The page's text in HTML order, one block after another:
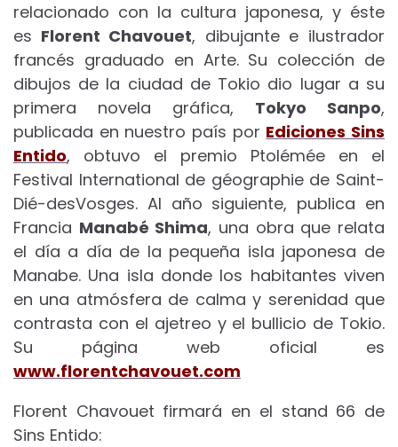
relacionado con la cultura japonesa, y éste
es Florent Chavouet, dibujante e ilustrador
francés graduado en Arte. Su colección de
dibujos de la ciudad de Tokio dio lugar a su
primera novela gráfica, Tokyo Sanpo,
publicada en nuestro país por Ediciones Sins
Entido, obtuvo el premio Ptolémée en el
Festival International de géographie de Saint-
Dié-desVosges. Al año siguiente, publica en
Francia Manabé Shima, una obra que relata
el día a día de la pequeña isla japonesa de
Manabe. Una isla donde los habitantes viven
en una atmósfera de calma y serenidad que
contrasta con el ajetreo y el bullicio de Tokio.
Su página web oficial es
www.florentchavouet.com
Florent Chavouet firmará en el stand 66 de
Sins Entido: